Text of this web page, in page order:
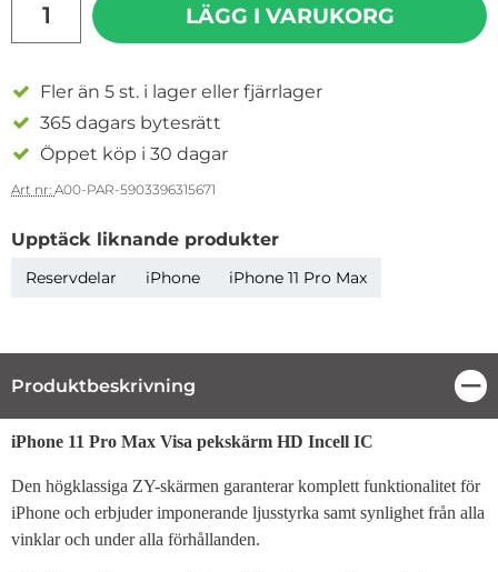
LÄGG I VARUKORG
Fler än 5 st. i lager eller fjärrlager
365 dagars bytesrätt
Öppet köp i 30 dagar
Art nr: A00-PAR-5903396315671
Upptäck liknande produkter
Reservdelar iPhone iPhone 11 Pro Max
Produktbeskrivning
Produktbeskrivning
iPhone 11 Pro Max Visa pekskärm HD Incell IC
Den högklassiga ZY-skärmen garanterar komplett funktionalitet för
iPhone och erbjuder imponerande ljusstyrka samt synlighet från alla
vinklar och under alla förhållanden.